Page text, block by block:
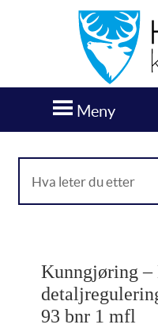
Meny
Kunngjøring –
93 bnr 1 mfl